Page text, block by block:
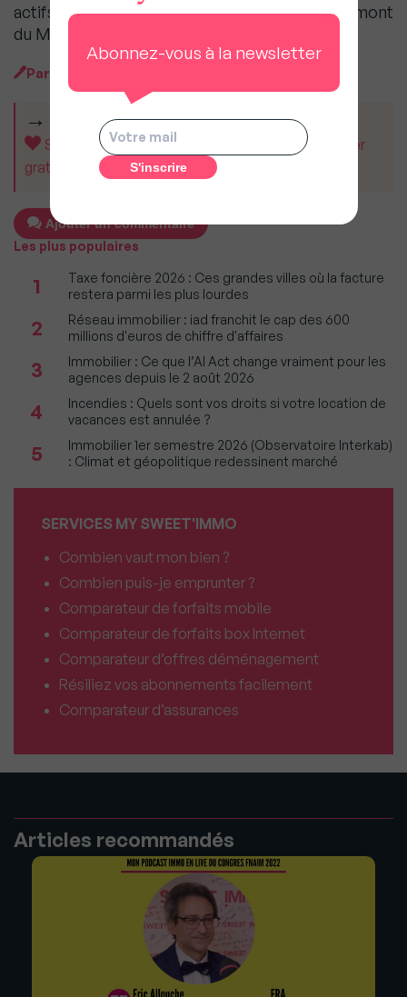
actifs, a droit à son propre sommet, lundi, en amont
du Mipim.
Par
CET ARTICLE VOUS A AIDÉ ?
Soutenez MySweetImmo et aidez-nous à rester
gratuit pour tous.
Ajouter un commentaire
Les plus populaires
1
Taxe foncière 2026 : Ces grandes villes où la facture
restera parmi les plus lourdes
2
Réseau immobilier : iad franchit le cap des 600
millions d'euros de chiffre d'affaires
3
Immobilier : Ce que l’AI Act change vraiment pour les
agences depuis le 2 août 2026
4
Incendies : Quels sont vos droits si votre location de
vacances est annulée ?
5
Immobilier 1er semestre 2026 (Observatoire Interkab)
: Climat et géopolitique redessinent marché
SERVICES MY SWEET'IMMO
Combien vaut mon bien ?
Combien puis-je emprunter ?
Comparateur de forfaits mobile
Comparateur de forfaits box Internet
Comparateur d’offres déménagement
Résiliez vos abonnements facilement
Comparateur d’assurances
Articles recommandés
Abonnez-vous à la newsletter